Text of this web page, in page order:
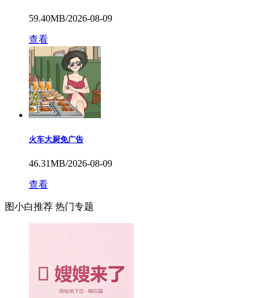
59.40MB/2026-08-09
查看
火车大厨免广告
46.31MB/2026-08-09
查看
图小白推荐 热门专题